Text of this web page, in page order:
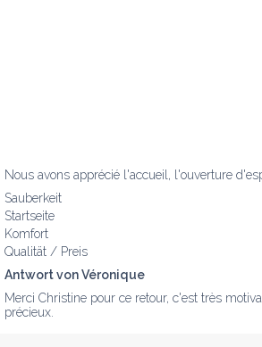
Nous avons apprécié l'accueil, l'ouverture
Sauberkeit
Startseite
Komfort
Qualität / Preis
Antwort von Véronique
Merci Christine pour ce retour, c'est très
précieux.